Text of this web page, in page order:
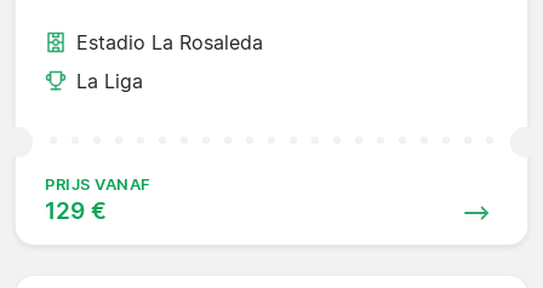
Estadio La Rosaleda
La Liga
PRIJS VANAF
129 €